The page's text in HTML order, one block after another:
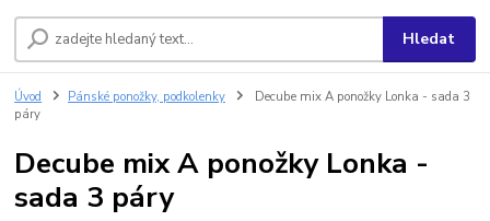
Hledat
Úvod Pánské ponožky, podkolenky
Decube mix A ponožky Lonka - sada 3
páry
Decube mix A ponožky Lonka -
sada 3 páry